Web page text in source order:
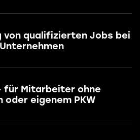
qualifizierten Jobs bei
für Mitarbeiter ohne
oder eigenem PKW